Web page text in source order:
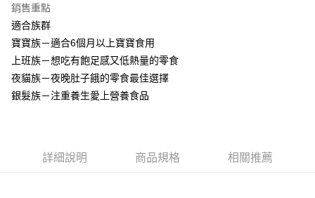
【「AFTEE先享後付」結帳流程】
１．於結帳方式選擇「AFTEE先享後付」後，將跳轉至「AFTEE先享後付」
結帳頁面，進行簡訊認證並確認金額後，即可完成結帳。
２．訂單成立數日內，您將收到繳費通知簡訊。
３．收到繳費通知簡訊後14天內，點擊此簡訊中的連結，可透過四大超商／
※ 請注意：結帳手續完成當下不需立刻繳費，但若您需要取消訂單，請聯絡
購買商品的店家。未經商家同意取消之訂單仍視為有效，需透過AFTEE先享
全家取貨付款
每筆NT$150，滿NT$1,500(含以上)免運費
7-11取貨付款
每筆NT$150，滿NT$1,500(含以上)免運費
宅配
每筆NT$150，滿NT$1,500(含以上)免運費
銷售重點
適合族群
寶寶族－適合6個月以上寶寶食用
上班族－想吃有飽足感又低熱量的零食
夜貓族－夜晚肚子餓的零食最佳選擇
銀髮族－注重養生愛上營養食品
詳細說明 商品規格 相關推薦